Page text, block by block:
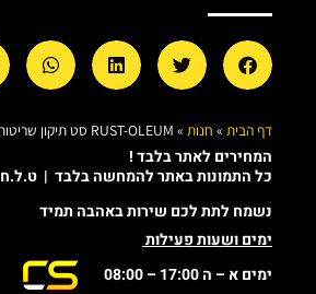
דף הבית » חנות » RUST-OLEUM סט תיקון שריטות לחדרי אמבטיה
המחירים לאתר בלבד !
כל התמונות באתר להמחשה בלבד | ט.ל.ח
נשמח לתת לכם שירות באהבה תמיד
ימים ושעות פעילות
ימים א – ה 17:00 – 08:00